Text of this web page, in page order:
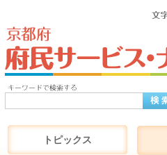
トピックス